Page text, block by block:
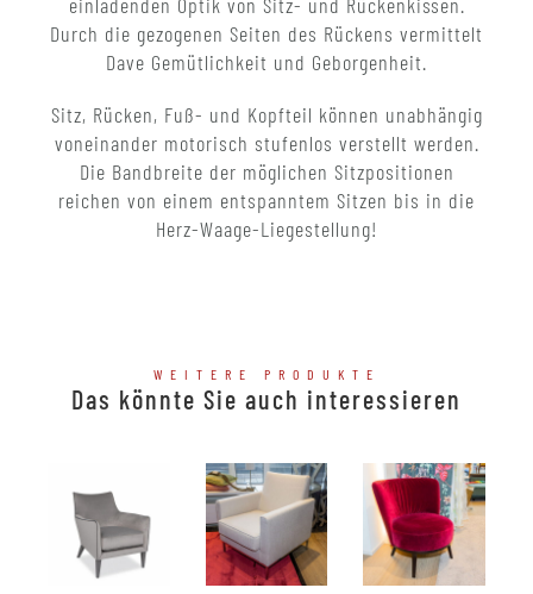
einladenden Optik von Sitz- und Rückenkissen.
Durch die gezogenen Seiten des Rückens vermittelt
Dave Gemütlichkeit und Geborgenheit.
Sitz, Rücken, Fuß- und Kopfteil können unabhängig
voneinander motorisch stufenlos verstellt werden.
Die Bandbreite der möglichen Sitzpositionen
reichen von einem entspanntem Sitzen bis in die
Herz-Waage-Liegestellung!
WEITERE PRODUKTE
Das könnte Sie auch interessieren